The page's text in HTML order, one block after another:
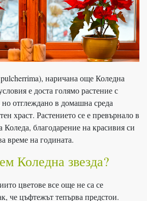
наричана още Коледна
е доста голямо растение с
отглеждано в домашна среда
храст. Растението се е превърнало в
благодарение на красивия си
време на годината.
Коледна звезда?
цветове все още не са се
че цъфтежът тепърва предстои.